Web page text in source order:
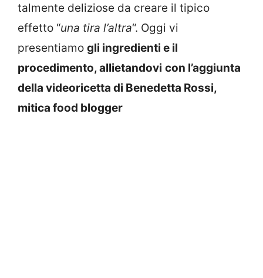
talmente deliziose da creare il tipico
effetto “una tira l’altra“. Oggi vi
presentiamo gli ingredienti e il
procedimento, allietandovi con l’aggiunta
della videoricetta di Benedetta Rossi,
mitica food blogger